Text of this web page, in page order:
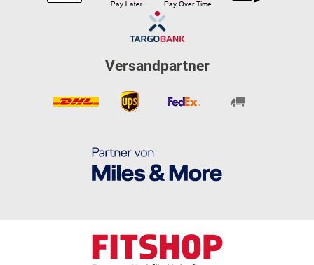
Versandpartner